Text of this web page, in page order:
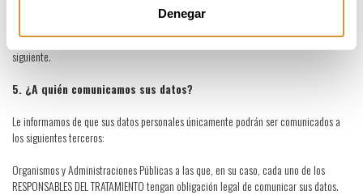
Denegar
Le recordamos que, en cualquier momento, puede revocar su consentimiento
libremente y de forma gratuita, en los términos que se indican en el Apartado 7
siguiente.
5. ¿A quién comunicamos sus datos?
Le informamos de que sus datos personales únicamente podrán ser comunicados a
los siguientes terceros:
Organismos y Administraciones Públicas a las que, en su caso, cada uno de los
RESPONSABLES DEL TRATAMIENTO tengan obligación legal de comunicar sus datos.